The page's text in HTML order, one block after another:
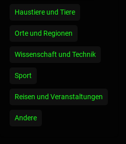
Haustiere und Tiere
Orte und Regionen
Wissenschaft und Technik
Sport
Reisen und Veranstaltungen
Andere